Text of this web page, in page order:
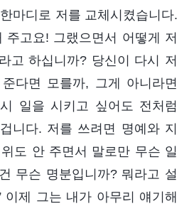
마디로 저를 교체시켰습니다.
고요! 그랬으면서 어떻게 저
고 하십니까? 당신이 다시 저
다면 모를까, 그게 아니라면
일을 시키고 싶어도 전처럼
니다. 저를 쓰려면 명예와 지
도 안 주면서 말로만 무슨 일
무슨 명분입니까? 뭐라고 설
이제 그는 내가 아무리 얘기해